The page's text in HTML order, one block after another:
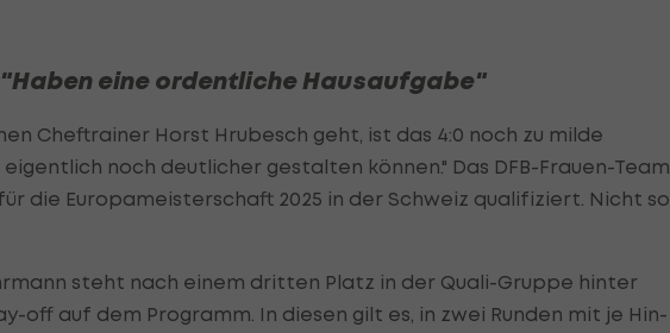
eine ordentliche Hausaufgabe"
Cheftrainer Horst Hrubesch geht, ist das 4:0 noch zu milde
noch deutlicher gestalten können." Das DFB-Frauen-Team
die Europameisterschaft 2025 in der Schweiz qualifiziert. Nicht so
steht nach einem dritten Platz in der Quali-Gruppe hinter
off auf dem Programm. In diesen gilt es, in zwei Runden mit je Hin-